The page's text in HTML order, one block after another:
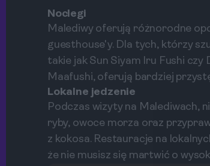
Noclegi
Malediwy oferują różnorodne
guesthouse'y. Dla tych, którzy
takie jak Sun Siyam Iru Fushi czy
Maafushi, oferują bardziej
Lokalne jedzenie
Podczas wizyty na Malediwach,
ryby, owoce morza oraz
z kokosa. Restauracje na
że nie musisz się martwić o